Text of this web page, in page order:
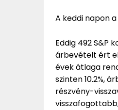
A keddi napon
Eddig 492 S&P
árbevételt ért
évek átlaga
szinten 10.2%,
részvény-